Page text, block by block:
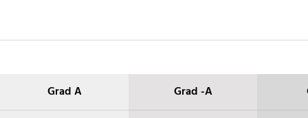
Grad A Grad -A